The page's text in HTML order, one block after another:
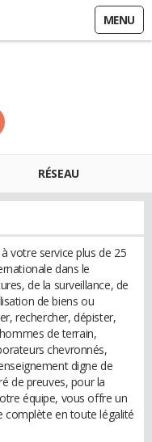
MENU
RÉSEAU
votre service plus de 25
dans le
de la surveillance, de
de biens ou
rechercher, dépister,
de terrain,
chevronnés,
digne de
de preuves, pour la
équipe, vous offre un
complète en toute légalité